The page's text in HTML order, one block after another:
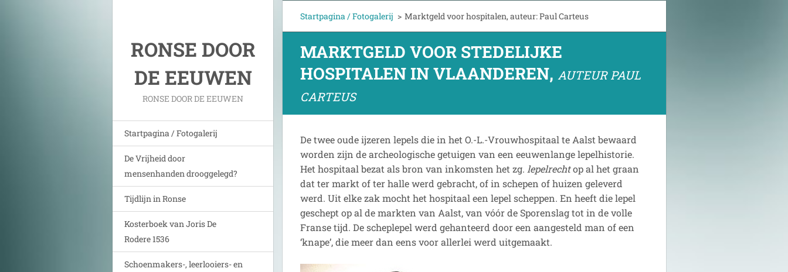
RONSE DOOR
DE EEUWEN
RONSE DOOR DE EEUWEN
Startpagina / Fotogalerij
De Vrijheid door
mensenhanden drooggelegd?
Tijdlijn in Ronse
Kosterboek van Joris De
Rodere 1536
Schoenmakers-, leerlooiers- en
Startpagina / Fotogalerij > Marktgeld voor hospitalen, auteur: Paul Carteus
MARKTGELD VOOR STEDELIJKE
HOSPITALEN IN VLAANDEREN, AUTEUR PAUL
CARTEUS
De twee oude ijzeren lepels die in het O.-L.-Vrouwhospitaal te Aalst bewaard
worden zijn de archeologische getuigen van een eeuwenlange lepelhistorie.
Het hospitaal bezat als bron van inkomsten het zg. lepelrechtop al het graan
dat ter markt of ter halle werd gebracht, of in schepen of huizen geleverd
werd. Uit elke zak mocht het hospitaal een lepel scheppen. En heeft die lepel
geschept op al de markten van Aalst, van vóór de Sporenslag tot in de volle
Franse tijd. De scheplepel werd gehanteerd door een aangesteld man of een
‘knape’, die meer dan eens voor allerlei werd uitgemaakt.